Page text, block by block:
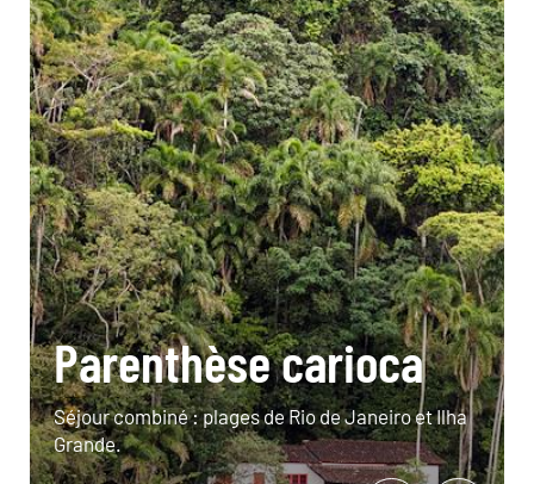
Parenthèse carioca
Séjour combiné : plages de Rio de Janeiro et Ilha
Grande.